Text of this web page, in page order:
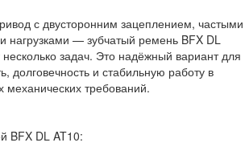
с двусторонним зацеплением, частыми
нагрузками — зубчатый ремень BFX DL
несколько задач. Это надёжный вариант для
долговечность и стабильную работу в
требований.
BFX DL AT10: